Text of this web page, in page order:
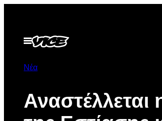
περιεχόμενο
Ανοίξτε
το
Νέα
Αναστέλλεται